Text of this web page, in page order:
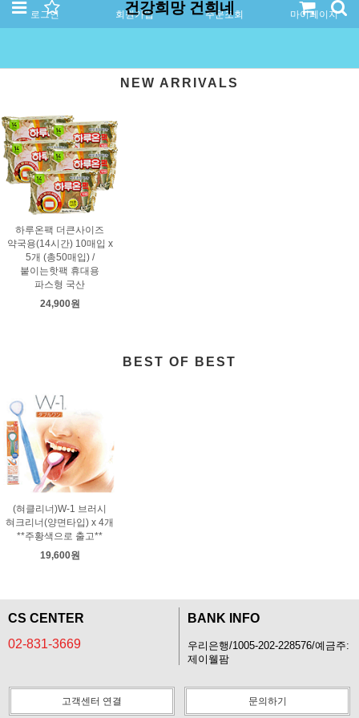
로그인 회원가입 주문조회 마이페이지
건강희망 건희네
NEW ARRIVALS
하루온팩 더큰사이즈
약국용(14시간) 10매입 x
5개 (총50매입) /
붙이는핫팩 휴대용
파스형 국산
24,900원
BEST OF BEST
(혀클리너)W-1 브러시
혀크리너(양면타입) x 4개
**주황색으로 출고**
19,600원
CS CENTER
02-831-3669
BANK INFO
우리은행/1005-202-228576/예금주:
제이웰팜
고객센터 연결 문의하기